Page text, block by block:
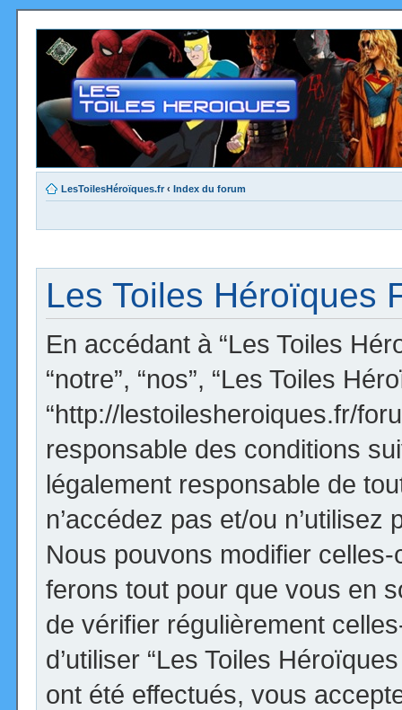
LesToilesHéroïques.fr ‹ Index du forum
Les Toiles Héroïques
En accédant à “Les Toiles
“notre”, “nos”, “Les Toiles
“http://lestoilesheroiques.fr/
responsable des conditions
légalement responsable de
n’accédez pas et/ou n’utilisez
Nous pouvons modifier
ferons tout pour que vous en
de vérifier régulièrement
d’utiliser “Les Toiles
ont été effectués, vous